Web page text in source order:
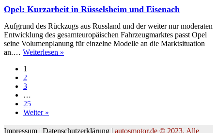
Opel: Kurzarbeit in Rüsselsheim und Eisenach
Aufgrund des Rückzugs aus Russland und der weiter nur moderaten
Entwicklung des gesamteuropäischen Fahrzeugmarktes passt Opel
seine Volumenplanung für einzelne Modelle an die Marktsituation
an.… Weiterlesen »
1
2
3
…
25
Weiter »
Impressum | Datenschutzerklärung | autosmotor.de © 2023. Alle